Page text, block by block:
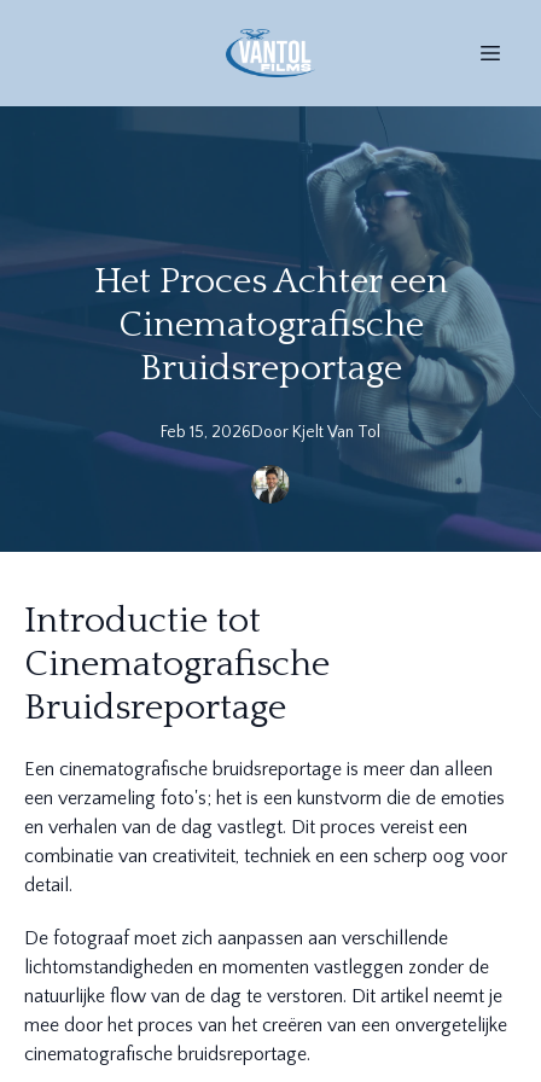
Het Proces Achter een
Cinematografische
Bruidsreportage
Feb 15, 2026Door KjeltVan Tol
Introductie tot
Cinematografische
Bruidsreportage
Een cinematografische bruidsreportage is meer dan alleen
een verzameling foto's; het is een kunstvorm die de emoties
en verhalen van de dag vastlegt. Dit proces vereist een
combinatie van creativiteit, techniek en een scherp oog voor
detail.
De fotograaf moet zich aanpassen aan verschillende
lichtomstandigheden en momenten vastleggen zonder de
natuurlijke flow van de dag te verstoren. Dit artikel neemt je
mee door het proces van het creëren van een onvergetelijke
cinematografische bruidsreportage.